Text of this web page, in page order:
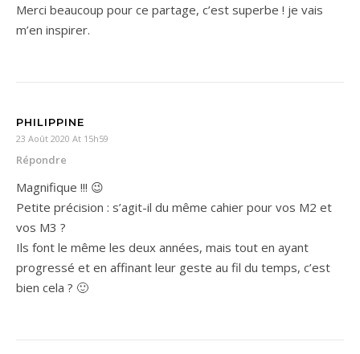
Merci beaucoup pour ce partage, c’est superbe ! je vais
m’en inspirer.
PHILIPPINE
23 Août 2020 At 15h59
Répondre
Magnifique !!! 😉
Petite précision : s’agit-il du même cahier pour vos M2 et
vos M3 ?
Ils font le même les deux années, mais tout en ayant
progressé et en affinant leur geste au fil du temps, c’est
bien cela ? 🙂